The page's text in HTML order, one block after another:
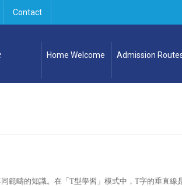
Contact
Home Welcome Admission
範疇的知識。在「 T型學習」模式中， T字的垂直線